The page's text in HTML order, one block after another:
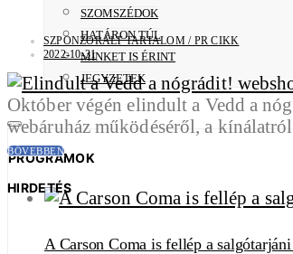
SZOMSZÉDOK
HATÁRON TÚL
MINKET IS ÉRINT
JEGYZETEK
PROGRAMOK
A Carson Coma is fellép a
SZPONZORÁLT TARTALOM / PR CIKK
2022-10-31
Október végén elindult a Vedd a
webáruház működéséről, a
BŐVEBBEN
HIRDETÉS